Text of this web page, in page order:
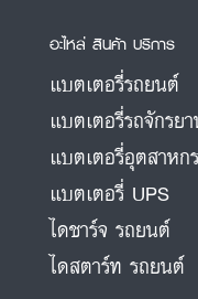
อะไหล่ สินค้า บริการ
แบตเตอรี่รถยนต์
แบตเตอรี่รถจักรย
แบตเตอรี่อุตสาหก
แบตเตอรี่ UPS
ไดชาร์จ รถยนต์
ไดสตาร์ท รถยนต์